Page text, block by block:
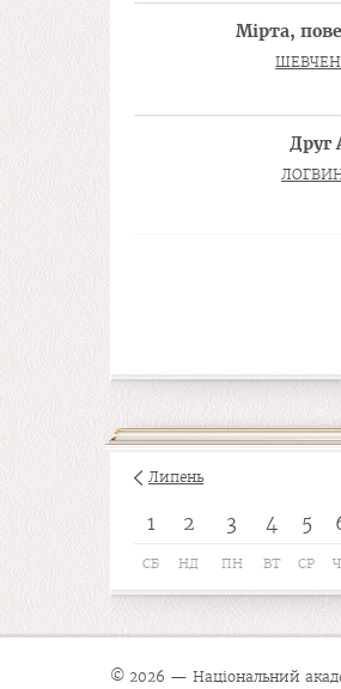
Мірта,
Друг
Липень
1 2 3 4 5
СБ НД ПН ВТ СР
© 2026 — Національний